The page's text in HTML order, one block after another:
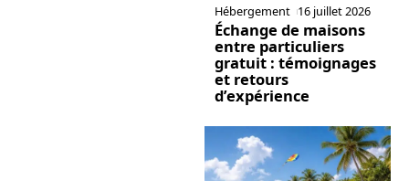
Hébergement 16 juillet 2026
Échange de maisons
entre particuliers
gratuit : témoignages
et retours
d’expérience